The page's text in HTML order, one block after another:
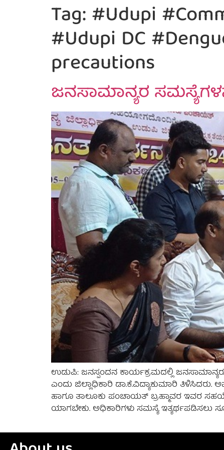
Tag:#Udupi
#Udupi DC
precautions
ಜನಸಾಮಾನ್ಯರ
ಉಡುಪಿ: ಜನಸ್ಪಂದನ ಕಾರ್ಯಕ್ರಮದಲ್ಲಿ
ಎಂದು ಜಿಲ್ಲಾಧಿಕಾರಿ ಡಾ.ಕೆ.ವಿದ್ಯಾಕುಮಾರಿ ತಿಳಿಸಿದರು.
ಹಾಗೂ ತಾಲೂಕು ಪಂಚಾಯತ್ ಬ್ರಹ್ಮಾವರ ಇವರ
ಯಾಗಬೇಕು. ಅಧಿಕಾರಿಗಳು ಸಮಸ್ಯೆ ಇತ್ಯರ್ಥಪಡಿಸಲು